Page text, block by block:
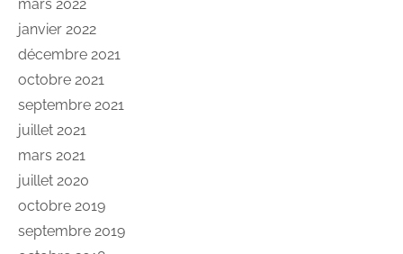
mars 2022
janvier 2022
décembre 2021
octobre 2021
septembre 2021
juillet 2021
mars 2021
juillet 2020
octobre 2019
septembre 2019